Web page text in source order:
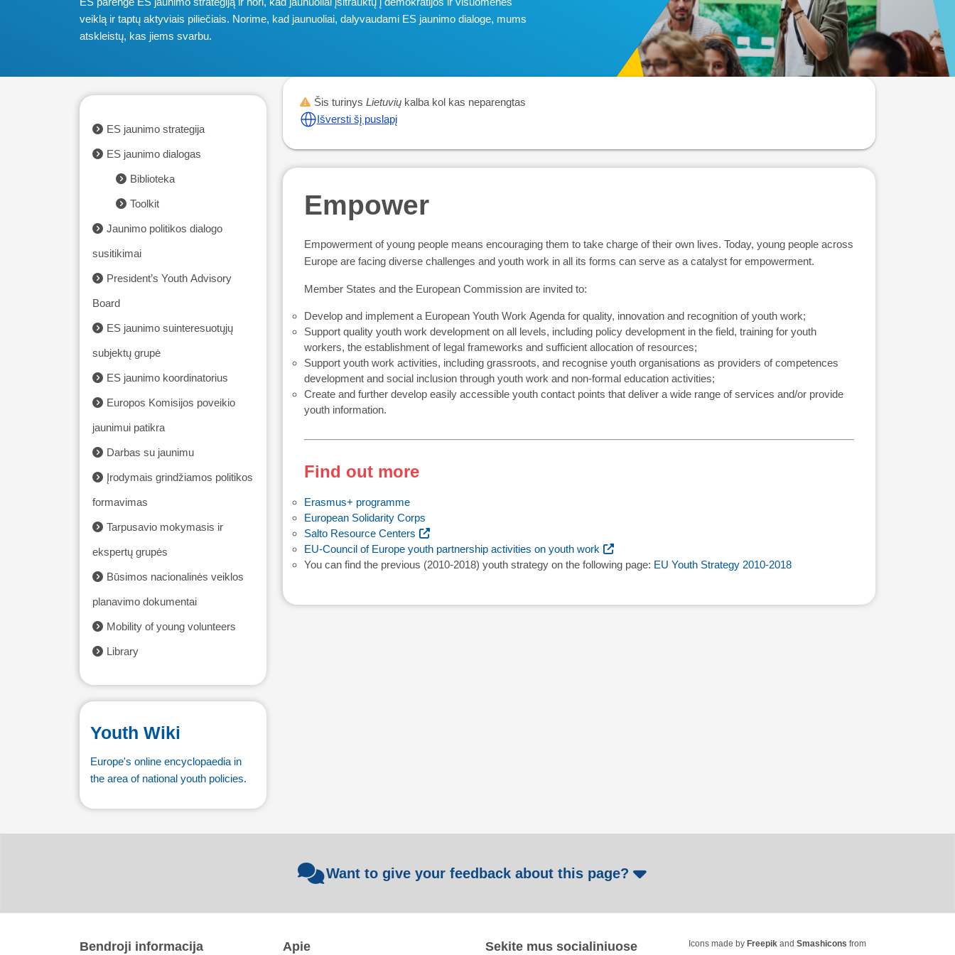
veiklą ir taptų aktyviais piliečiais. Norime, kad jaunuoliai, dalyvaudami ES jaunimo dialoge, mums
atskleistų, kas jiems svarbu.
Šis turinys Lietuviųkalba kol kas neparengtas
Išversti šį puslapį
Empower
Empowerment of young people means encouraging them to take charge of their own lives. Today, young people across
Europe are facing diverse challenges and youth work in all its forms can serve as a catalyst for empowerment.
Member States and the European Commission are invited to:
Develop and implement a European Youth Work Agenda for quality, innovation and recognition of youth work;
Support quality youth work development on all levels, including policy development in the field, training for youth
workers, the establishment of legal frameworks and sufficient allocation of resources;
Support youth work activities, including grassroots, and recognise youth organisations as providers of competences
development and social inclusion through youth work and non-formal education activities;
Create and further develop easily accessible youth contact points that deliver a wide range of services and/or provide
youth information.
Find out more
Erasmus+ programme
European Solidarity Corps
Salto Resource Centers
EU-Council of Europe youth partnership activities on youth work
You can find the previous (2010-2018) youth strategy on the following page: EU Youth Strategy 2010-2018
ES jaunimo strategija
ES jaunimo dialogas
Biblioteka
Toolkit
Jaunimo politikos dialogo
susitikimai
President’s Youth Advisory
Board
ES jaunimo suinteresuotųjų
subjektų grupė
ES jaunimo koordinatorius
Europos Komisijos poveikio
jaunimui patikra
Darbas su jaunimu
Įrodymais grindžiamos politikos
formavimas
Tarpusavio mokymasis ir
ekspertų grupės
Būsimos nacionalinės veiklos
planavimo dokumentai
Mobility of young volunteers
Library
Youth Wiki
Europe's online encyclopaedia in
the area of national youth policies.
Want to give your feedback about this page?
Bendroji informacija Apie
Sekite mus socialiniuose
Icons made by Freepikand Smashicons from